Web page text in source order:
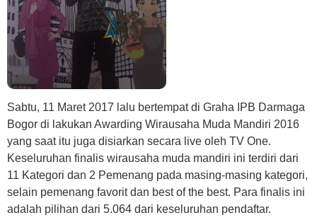
Sabtu, 11 Maret 2017 lalu bertempat di Graha IPB Darmaga
Bogor di lakukan Awarding Wirausaha Muda Mandiri 2016
yang saat itu juga disiarkan secara live oleh TV One.
Keseluruhan finalis wirausaha muda mandiri ini terdiri dari
11 Kategori dan 2 Pemenang pada masing-masing kategori,
selain pemenang favorit dan best of the best. Para finalis ini
adalah pilihan dari 5.064 dari keseluruhan pendaftar.